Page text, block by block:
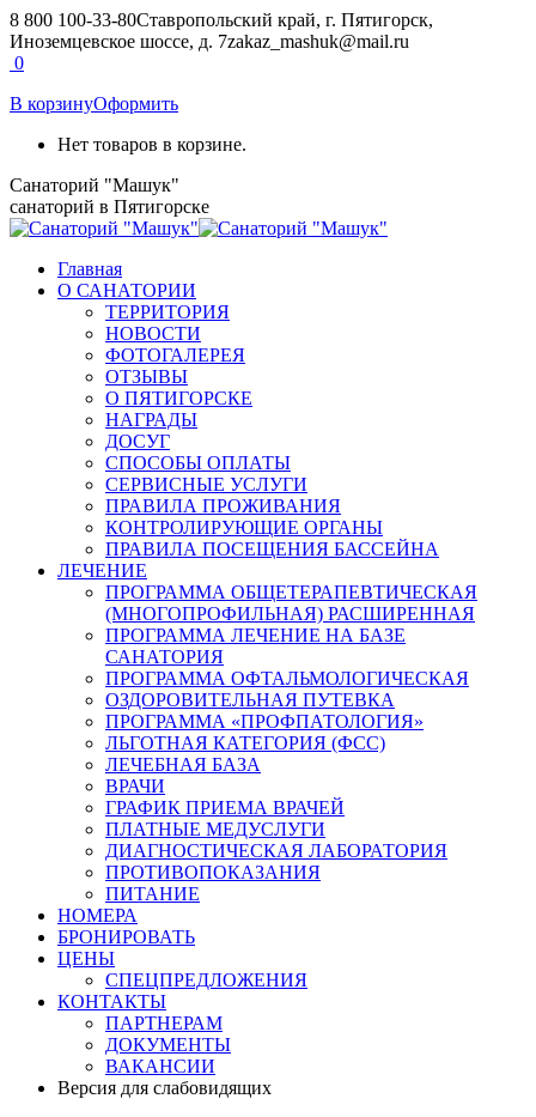
Перейти
к
содержанию
8 800 100-33-80Ставропольский край, г. Пятигорск,
Иноземцевское шоссе, д. 7zakaz_mashuk@mail.ru
Страница
открывается
новом
Страница
открывается
новом
0
В корзинуОформить
Нет товаров в корзине.
Санаторий "Машук"
санаторий в Пятигорске
Главная
О САНАТОРИИ
ТЕРРИТОРИЯ
НОВОСТИ
ФОТОГАЛЕРЕЯ
ОТЗЫВЫ
О ПЯТИГОРСКЕ
НАГРАДЫ
ДОСУГ
СПОСОБЫ ОПЛАТЫ
СЕРВИСНЫЕ УСЛУГИ
ПРАВИЛА ПРОЖИВАНИЯ
КОНТРОЛИРУЮЩИЕ ОРГАНЫ
ПРАВИЛА ПОСЕЩЕНИЯ БАССЕЙНА
ЛЕЧЕНИЕ
ПРОГРАММА ОБЩЕТЕРАПЕВТИЧЕСКАЯ
(МНОГОПРОФИЛЬНАЯ) РАСШИРЕННАЯ
ПРОГРАММА ЛЕЧЕНИЕ НА БАЗЕ
САНАТОРИЯ
ПРОГРАММА ОФТАЛЬМОЛОГИЧЕСКАЯ
ОЗДОРОВИТЕЛЬНАЯ ПУТЕВКА
ПРОГРАММА «ПРОФПАТОЛОГИЯ»
ЛЬГОТНАЯ КАТЕГОРИЯ (ФСС)
ЛЕЧЕБНАЯ БАЗА
ВРАЧИ
ГРАФИК ПРИЕМА ВРАЧЕЙ
ПЛАТНЫЕ МЕДУСЛУГИ
ДИАГНОСТИЧЕСКАЯ ЛАБОРАТОРИЯ
ПРОТИВОПОКАЗАНИЯ
ПИТАНИЕ
НОМЕРА
БРОНИРОВАТЬ
ЦЕНЫ
СПЕЦПРЕДЛОЖЕНИЯ
КОНТАКТЫ
ПАРТНЕРАМ
ДОКУМЕНТЫ
ВАКАНСИИ
Версия для слабовидящих